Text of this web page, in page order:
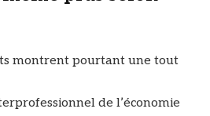
montrent pourtant une tout
de l’économie